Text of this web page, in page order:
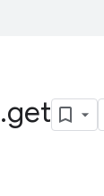
.get